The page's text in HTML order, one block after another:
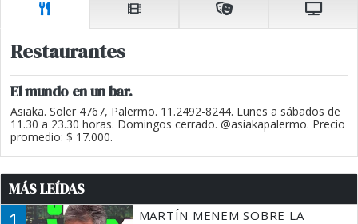
Restaurantes
El mundo en un bar.
Asiaka. Soler 4767, Palermo. 11.2492-8244. Lunes a sábados de
11.30 a 23.30 horas. Domingos cerrado. @asiakapalermo. Precio
promedio: $ 17.000.
MÁS LEÍDAS
MARTÍN MENEM SOBRE LA